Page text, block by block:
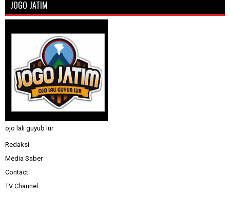
JOGO JATIM
ojo lali guyub lur
Redaksi
Media Saber
Contact
TV Channel